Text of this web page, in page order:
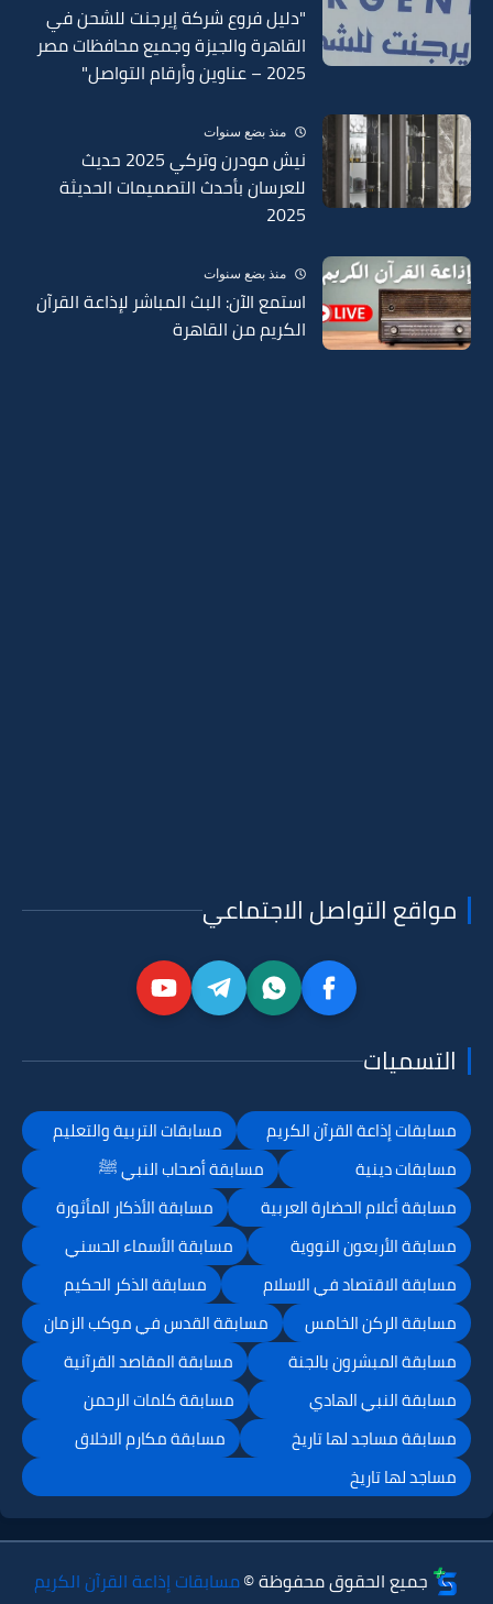
"دليل فروع شركة إيرجنت للشحن في
القاهرة والجيزة وجميع محافظات مصر
2025 – عناوين وأرقام التواصل"
منذ بضع سنوات
نيش مودرن وتركي 2025 حديث
للعرسان بأحدث التصميمات الحديثة
2025
منذ بضع سنوات
استمع الآن: البث المباشر لإذاعة القرآن
الكريم من القاهرة
مواقع التواصل الاجتماعي
التسميات
مسابقات إذاعة القرآن الكريم
مسابقات التربية والتعليم
مسابقات دينية
مسابقة أصحاب النبي ﷺ
مسابقة أعلام الحضارة العربية
مسابقة الأذكار المأثورة
مسابقة الأربعون النووية
مسابقة الأسماء الحسني
مسابقة الاقتصاد في الاسلام
مسابقة الذكر الحكيم
مسابقة الركن الخامس
مسابقة القدس في موكب الزمان
مسابقة المبشرون بالجنة
مسابقة المقاصد القرآنية
مسابقة النبي الهادي
مسابقة كلمات الرحمن
مسابقة مساجد لها تاريخ
مسابقة مكارم الاخلاق
مساجد لها تاريخ
جميع الحقوق محفوظة ©مسابقات إذاعة القرآن الكريم